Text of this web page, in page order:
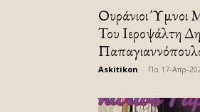
Ουράνιοι Ύμνοι
Του Ιεροψάλτη
Askitikon Πα 17-Απρ-